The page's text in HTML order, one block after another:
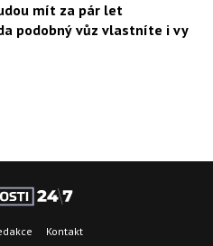
mít za pár let
podobný vůz vlastníte i vy
Kontakt